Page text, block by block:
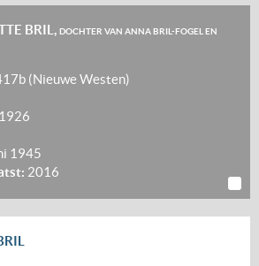
BRIL, DOCHTER VAN ANNA BRIL-FOGEL EN
(Nieuwe Westen)
1945
2016